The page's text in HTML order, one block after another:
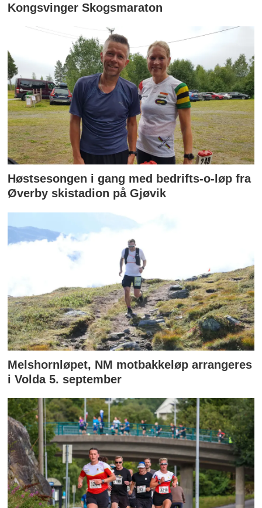
Kongsvinger Skogsmaraton
Høstsesongen i gang med bedrifts-o-løp fra
Øverby skistadion på Gjøvik
Melshornløpet, NM motbakkeløp arrangeres
i Volda 5. september